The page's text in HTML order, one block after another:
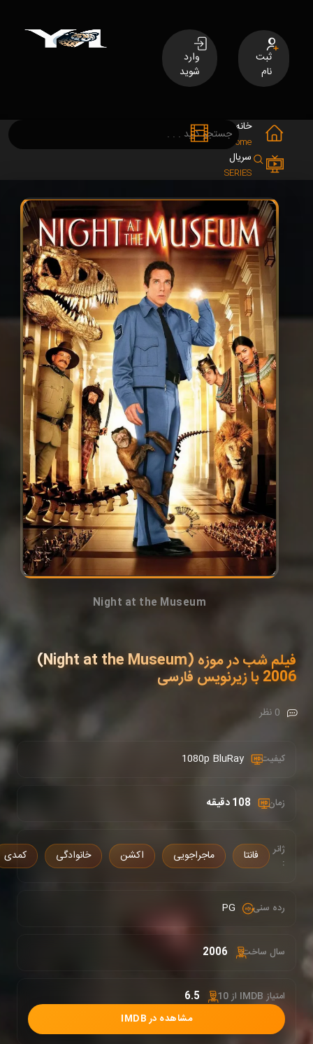
ثبت
نام
وارد
شوید
خانه
Home
سریال
SERIES
Night at the Museum
فیلم شب در موزه (Night at the Museum)
2006 با زیرنویس فارسی
0 نظر
کیفیت : 1080p BluRay
زمان : 108 دقیقه
ژانر
:
فانتا ماجراجویی اکشن خانوادگی کمدی
رده سنی : PG
سال ساخت: 2006
امتیاز IMDB از 10 : 6.5
مشاهده در IMDB